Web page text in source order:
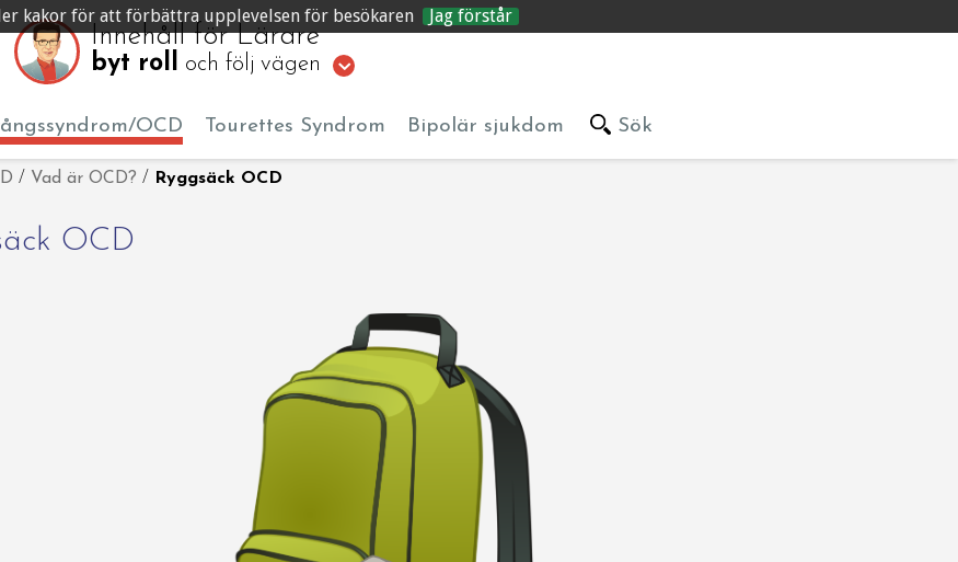
kakor för att förbättra upplevelsen för besökaren Jag förstår
Innehåll för Lärare
byt roll och följ vägen
OCD Tourettes Syndrom Bipolär sjukdom Sök
/ Vad är OCD? / Ryggsäck OCD
OCD